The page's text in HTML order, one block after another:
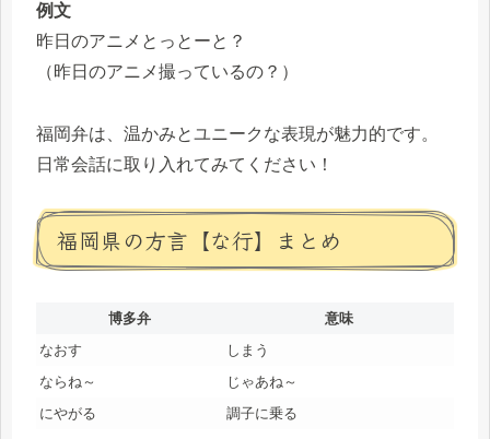
例文
昨日のアニメとっとーと？
（昨日のアニメ撮っているの？）
福岡弁は、温かみとユニークな表現が魅力的です。
日常会話に取り入れてみてください！
福岡県の方言【な行】まとめ
博多弁
意味
なおす
しまう
ならね～
じゃあね～
にやがる
調子に乗る